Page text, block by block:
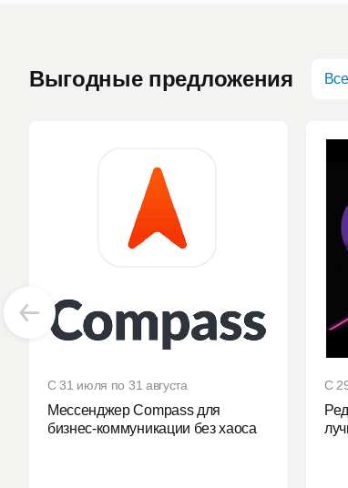
Выгодные предложения
С 31 июля по 31 августа
Мессенджер Compass для
бизнес-коммуникации без хаоса
С